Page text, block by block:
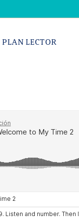
PLAN LECTOR